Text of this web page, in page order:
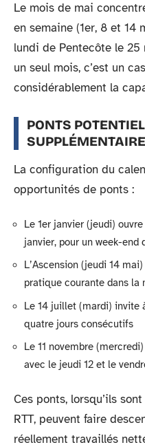
Le mois de mai
en semaine (1er, 8 et 14
lundi de Pentecôte le
un seul mois, c’est un
considérablement la
PONTS
La configuration du
opportunités de ponts :
Le 1er janvier (jeudi)
janvier, pour un week-end
L’Ascension (jeudi 14
pratique courante dans la
Le 14 juillet (mardi) invite
quatre jours consécutifs
Le 11 novembre
avec le jeudi 12 et le
Ces ponts, lorsqu’ils
RTT, peuvent faire
réellement travaillés